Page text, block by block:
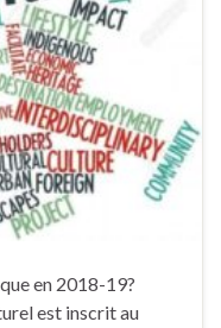
en 2018-19?
est inscrit au